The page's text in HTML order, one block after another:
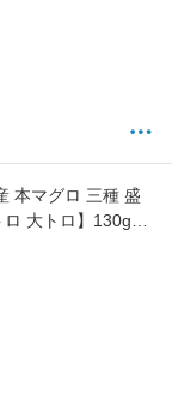
母の日 御歳暮 プ
し 敬老の日 送料
本マグロ 三種 盛
大トロ】130g盛
鮪 鮪 中とろ 大と
道 海鮮 手巻き寿
祝い お返し お取
マグロ